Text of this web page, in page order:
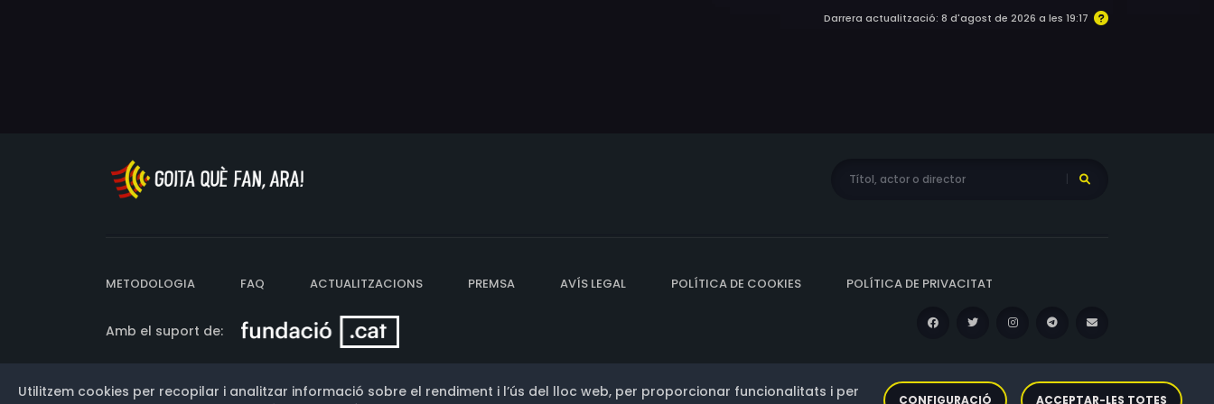
Darrera actualització: 8 d'agost de 2026 a les 19:17
METODOLOGIA FAQ ACTUALITZACIONS PREMSA AVÍS LEGAL POLÍTICA DE COOKIES POLÍTICA DE PRIVACITAT
Amb el suport de:
Utilitzem cookies per recopilar i analitzar informació sobre el rendiment i l’ús del lloc web, per proporcionar funcionalitats i per
CONFIGURACIÓ ACCEPTAR-LES TOTES